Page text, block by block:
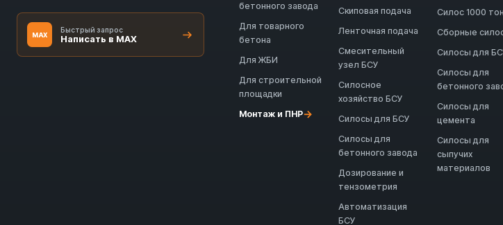
MAX
Быстрый запрос
Написать в MAX
бетонного завода
Для товарного
бетона
Для ЖБИ
Для строительной
площадки
Монтаж и ПНР→
Скиповая подача
Ленточная подача
Смесительный
узел БСУ
Силосное
хозяйство БСУ
Силосы для БСУ
Силосы для
бетонного завода
Дозирование и
тензометрия
Автоматизация
БСУ
Силос 1000
Сборные
Силосы для
Силосы для
бетонного
Силосы для
цемента
Силосы для
сыпучих
материалов